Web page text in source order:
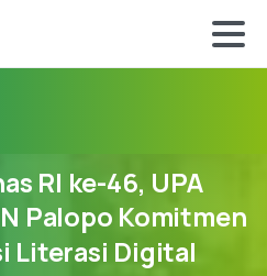
RI ke-46, UPA
Palopo Komitmen
Literasi Digital